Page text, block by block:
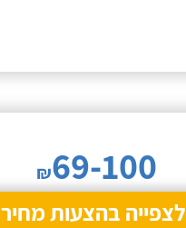
₪69-100
לצפייה בהצעות מחיר